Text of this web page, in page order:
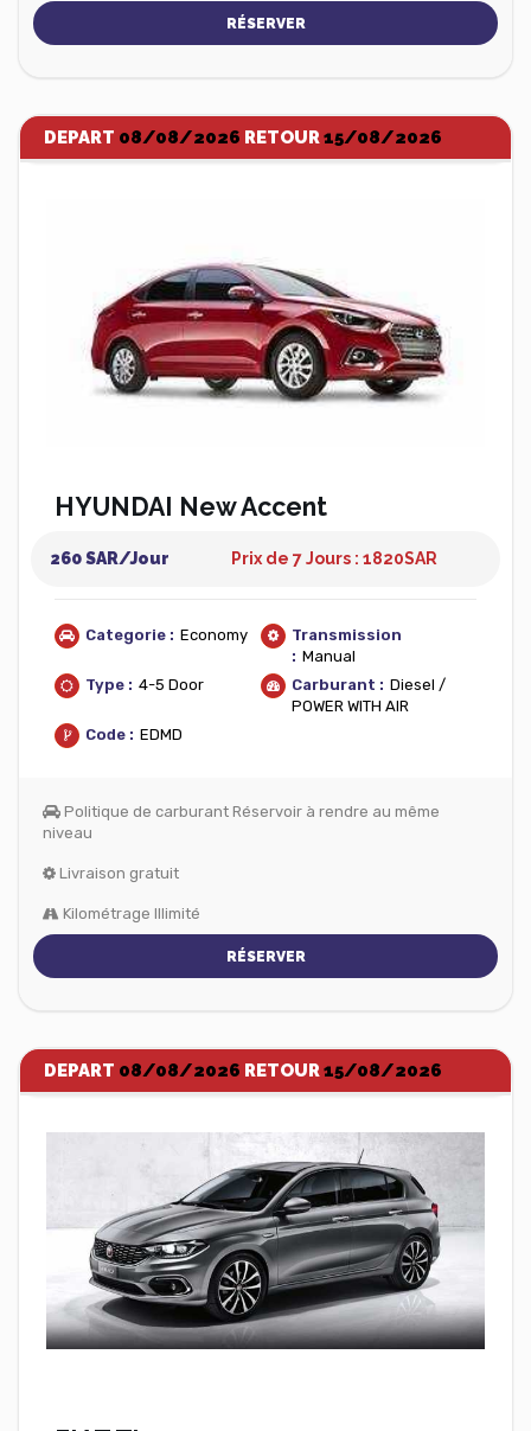
RÉSERVER
DEPART 08/08/2026 RETOUR15/08/2026
HYUNDAI New Accent
260 SAR/Jour Prix de 7 Jours : 1820SAR
Categorie : Economy
Transmission
: Manual
Type : 4-5 Door Carburant : Diesel /
POWER WITH AIR
Code : EDMD
Politique de carburant Réservoir à rendre au même
niveau
Livraison gratuit
Kilométrage Illimité
RÉSERVER
DEPART 08/08/2026 RETOUR15/08/2026